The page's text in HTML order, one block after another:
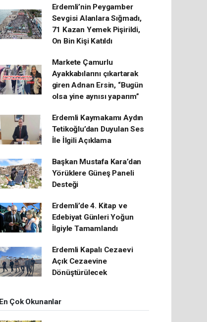
Erdemli’nin Peygamber
Sevgisi Alanlara Sığmadı,
71 Kazan Yemek Pişirildi,
On Bin Kişi Katıldı
Markete Çamurlu
Ayakkabılarını çıkartarak
giren Adnan Ersin, “Bugün
olsa yine aynısı yaparım”
Erdemli Kaymakamı Aydın
Tetikoğlu’dan Duyulan Ses
İle İlgili Açıklama
Başkan Mustafa Kara’dan
Yörüklere Güneş Paneli
Desteği
Erdemli’de 4. Kitap ve
Edebiyat Günleri Yoğun
İlgiyle Tamamlandı
Erdemli Kapalı Cezaevi
Açık Cezaevine
Dönüştürülecek
En Çok Okunanlar